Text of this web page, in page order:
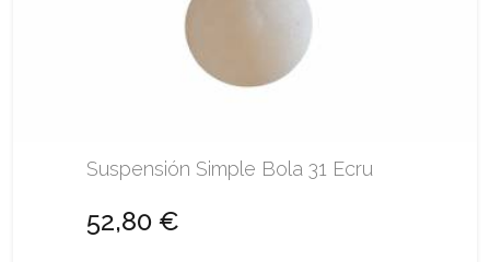
Suspensión Simple Bola 31 Ecru
52,80 €